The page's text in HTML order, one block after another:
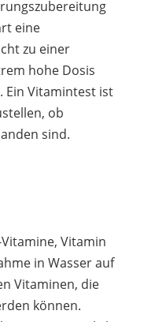
eine
zu einer
hohe Dosis
Ein Vitamintest ist
ob
sind.
Vitamin
in Wasser auf
Vitaminen, die
können.